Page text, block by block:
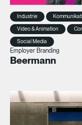
Industrie
Video & Animation
Social Media
Employer Branding
Beermann